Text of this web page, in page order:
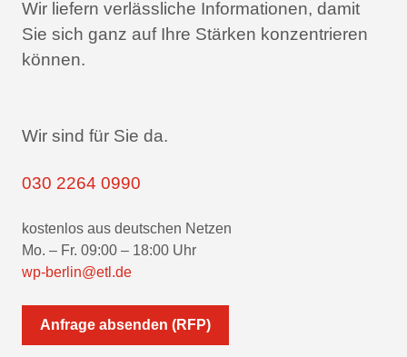
Wir liefern verlässliche Informationen, damit
Sie sich ganz auf Ihre Stärken konzentrieren
können.
Wir sind für Sie da.
030 2264 0990
kostenlos aus deutschen Netzen
Mo. – Fr. 09:00 – 18:00 Uhr
wp-berlin@etl.de
Anfrage absenden (RFP)